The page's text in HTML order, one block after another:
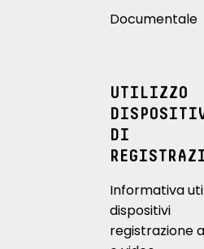
Documentale
UTILIZZO
DI
Informativa
dispositivi
registrazione